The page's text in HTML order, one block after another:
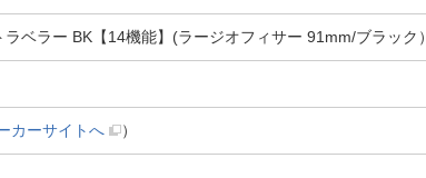
ベラー BK【14機能】(ラージオフィサー 91mm/ブラック
カーサイトへ ）